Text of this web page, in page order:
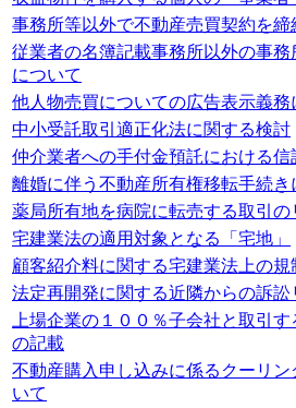
事務所等以外で不動産売買契約を
従業者の名簿記載事務所以外の事
について
他人物売買についての広告表示義務
中小受託取引適正化法に関する検討
仲介業者への手付金預託における信
離婚に伴う不動産所有権移転手続き
薬局所有地を病院に転売する取引の
宅建業法の適用対象となる「宅地」
顧客紹介料に関する宅建業法上の規
法定再開発に関する近隣からの訴訟
上場企業の１００％子会社と取引
の記載
不動産購入申し込みに係るクーリ
いて